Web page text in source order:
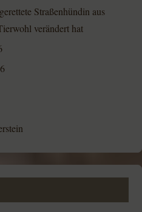
Straßenhündin aus
verändert hat